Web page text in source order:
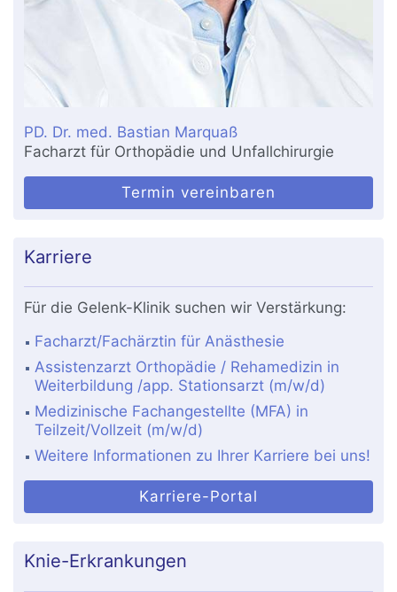
PD. Dr. med. Bastian Marquaß
Facharzt für Orthopädie und Unfallchirurgie
Termin vereinbaren
Karriere
Für die Gelenk-Klinik suchen wir Verstärkung:
Facharzt/Fachärztin für Anästhesie
Assistenzarzt Orthopädie / Rehamedizin in
Weiterbildung /app. Stationsarzt (m/w/d)
Medizinische Fachangestellte (MFA) in
Teilzeit/Vollzeit (m/w/d)
Weitere Informationen zu Ihrer Karriere bei uns!
Karriere-Portal
Knie-Erkrankungen